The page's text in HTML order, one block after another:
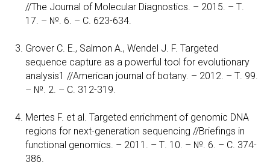
//The Journal of Molecular Diagnostics. – 2015. – Т.
17. – №. 6. – С. 623-634.
Grover C. E., Salmon A., Wendel J. F. Targeted
sequence capture as a powerful tool for evolutionary
analysis1 //American journal of botany. – 2012. – Т. 99.
– №. 2. – С. 312-319.
Mertes F. et al. Targeted enrichment of genomic DNA
regions for next-generation sequencing //Briefings in
functional genomics. – 2011. – Т. 10. – №. 6. – С. 374-
386.